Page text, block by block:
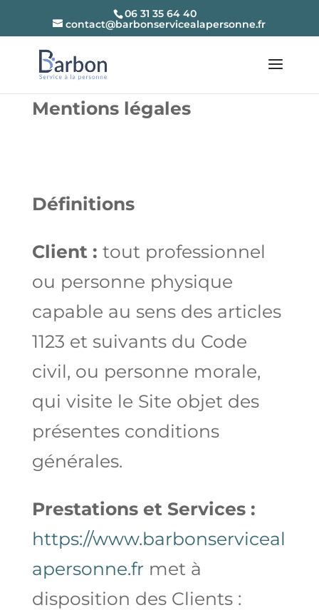
06 31 35 64 40
contact@barbonservicealapersonne.fr
Mentions légales
Définitions
Client : tout professionnel
ou personne physique
capable au sens des articles
1123 et suivants du Code
civil, ou personne morale,
qui visite le Site objet des
présentes conditions
générales.
Prestations et Services :
https://www.barbonserviceal
apersonne.fr met à
disposition des Clients :